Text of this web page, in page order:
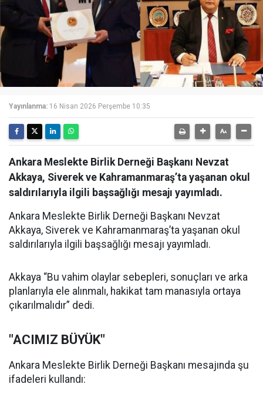
Yayınlanma: 16 Nisan 2026 Perşembe 10:35
Ankara Meslekte Birlik Derneği Başkanı Nevzat
Akkaya, Siverek ve Kahramanmaraş’ta yaşanan okul
saldırılarıyla ilgili başsağlığı mesajı yayımladı.
Ankara Meslekte Birlik Derneği Başkanı Nevzat
Akkaya, Siverek ve Kahramanmaraş’ta yaşanan okul
saldırılarıyla ilgili başsağlığı mesajı yayımladı.
Akkaya “Bu vahim olaylar sebepleri, sonuçları ve arka
planlarıyla ele alınmalı, hakikat tam manasıyla ortaya
çıkarılmalıdır” dedi.
"ACIMIZ BÜYÜK"
Ankara Meslekte Birlik Derneği Başkanı mesajında şu
ifadeleri kullandı: